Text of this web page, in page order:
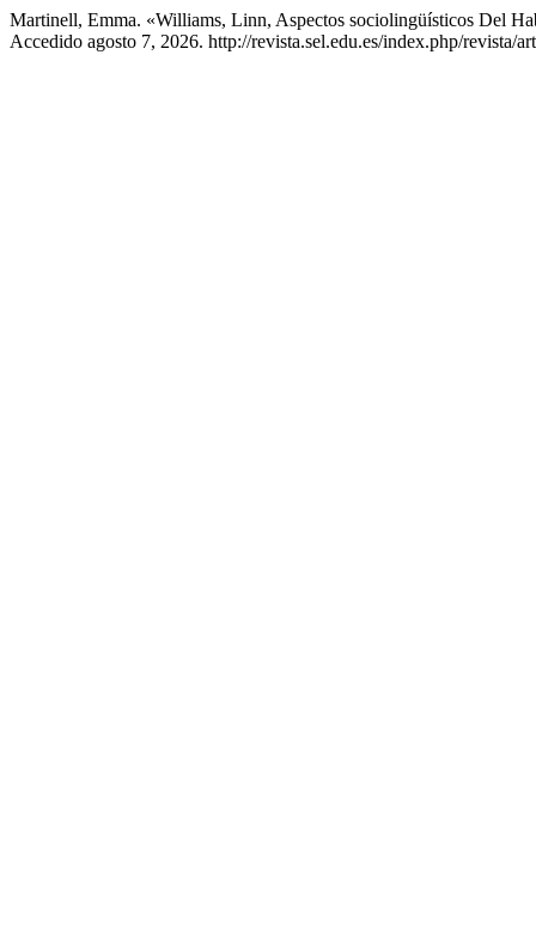
Martinell, Emma. «Williams, Linn, Aspectos sociolingüísticos Del
Accedido agosto 7, 2026. http://revista.sel.edu.es/index.php/revista/